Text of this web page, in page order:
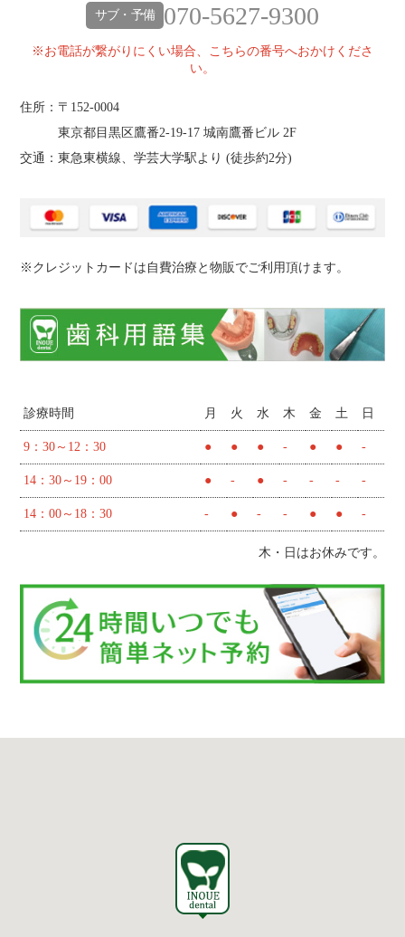
サブ・予備 070-5627-9300
※お電話が繋がりにくい場合、こちらの番号へおかけくださ
い。
住所：〒152-0004
東京都目黒区鷹番2‐19‐17 城南鷹番ビル 2F
交通：東急東横線、学芸大学駅より (徒歩約2分)
※クレジットカードは自費治療と物販でご利用頂けます。
診療時間 月 火 水 木 金 土 日
9：30～12：30 ● ● ● - ● ● -
14：30～19：00 ● - ● - - - -
14：00～18：30 - ● - - ● ● -
木・日はお休みです。